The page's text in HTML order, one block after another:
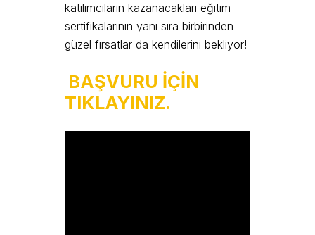
katılımcıların kazanacakları eğitim
sertifikalarının yanı sıra birbirinden
güzel fırsatlar da kendilerini bekliyor!
BAŞVURU İÇİN
TIKLAYINIZ.